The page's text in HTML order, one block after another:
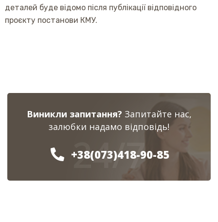
деталей буде відомо після публікації відповідного
проєкту постанови КМУ.
Виникли запитання? Запитайте нас,
залюбки надамо відповідь!
+38(073)418-90-85
24/7